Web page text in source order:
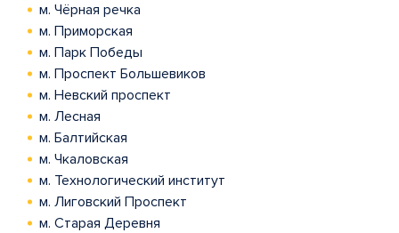
м. Чёрная речка
м. Приморская
м. Парк Победы
м. Проспект Большевиков
м. Невский проспект
м. Лесная
м. Балтийская
м. Чкаловская
м. Технологический институт
м. Лиговский Проспект
м. Старая Деревня